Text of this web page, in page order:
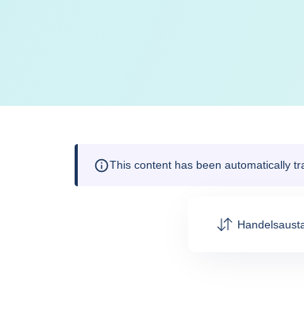
This content has been automatically